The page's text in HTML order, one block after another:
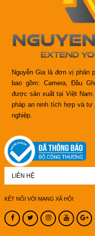
Nguyễn Gia là đơn vị phân
bao gồm: Camera, Đầu
được sản xuất tại Việt
pháp an ninh tích hợp và
nghiệp.
LIÊN HỆ
KẾT NỐI VỚI MẠNG XÃ HỘI